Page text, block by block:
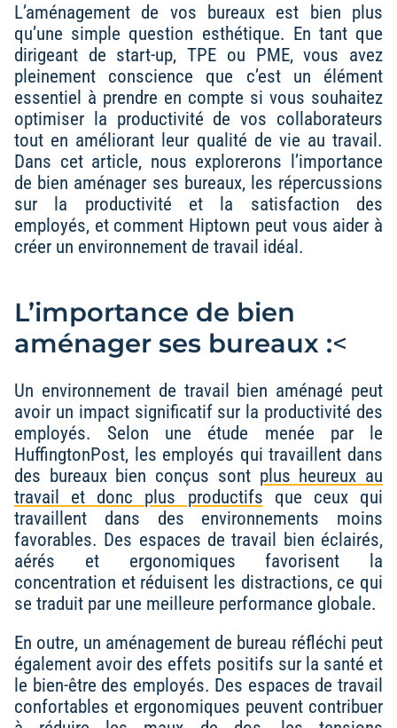
L’aménagement de vos bureaux est bien plus
qu’une simple question esthétique. En tant que
dirigeant de start-up, TPE ou PME, vous avez
pleinement conscience que c’est un élément
essentiel à prendre en compte si vous souhaitez
optimiser la productivité de vos collaborateurs
tout en améliorant leur qualité de vie au travail.
Dans cet article, nous explorerons l’importance
de bien aménager ses bureaux, les répercussions
sur la productivité et la satisfaction des
employés, et comment Hiptown peut vous aider à
créer un environnement de travail idéal.
L’importance de bien
aménager ses bureaux :<
Un environnement de travail bien aménagé peut
avoir un impact significatif sur la productivité des
employés. Selon une étude menée par le
HuffingtonPost, les employés qui travaillent dans
des bureaux bien conçus sont plus heureux au
travail et donc plus productifs que ceux qui
travaillent dans des environnements moins
favorables. Des espaces de travail bien éclairés,
aérés et ergonomiques favorisent la
concentration et réduisent les distractions, ce qui
se traduit par une meilleure performance globale.
En outre, un aménagement de bureau réfléchi peut
également avoir des effets positifs sur la santé et
le bien-être des employés. Des espaces de travail
confortables et ergonomiques peuvent contribuer